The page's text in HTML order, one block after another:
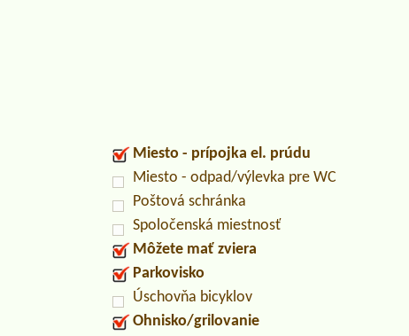
Miesto - prípojka el. prúdu
Miesto - odpad/výlevka pre WC
Poštová schránka
Spoločenská miestnosť
Môžete mať zviera
Parkovisko
Úschovňa bicyklov
Ohnisko/grilovanie